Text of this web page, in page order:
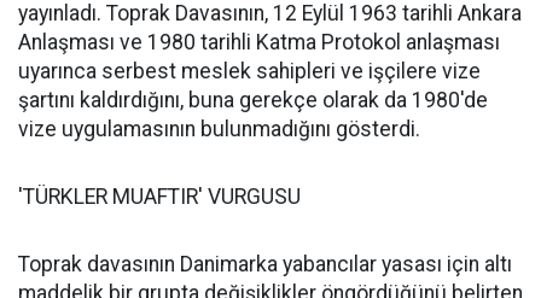
yayınladı. Toprak Davasının, 12 Eylül 1963 tarihli Ankara
Anlaşması ve 1980 tarihli Katma Protokol anlaşması
uyarınca serbest meslek sahipleri ve işçilere vize
şartını kaldırdığını, buna gerekçe olarak da 1980'de
vize uygulamasının bulunmadığını gösterdi.
'TÜRKLER MUAFTIR' VURGUSU
Toprak davasının Danimarka yabancılar yasası için altı